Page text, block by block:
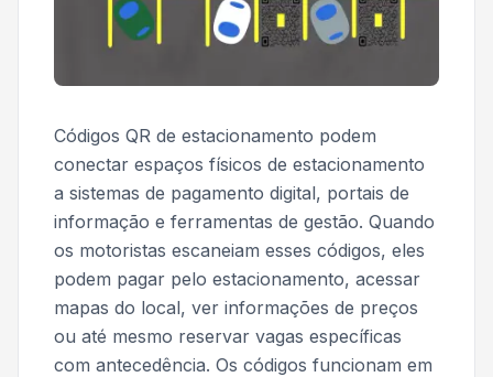
Códigos QR de estacionamento podem
conectar espaços físicos de estacionamento
a sistemas de pagamento digital, portais de
informação e ferramentas de gestão. Quando
os motoristas escaneiam esses códigos, eles
podem pagar pelo estacionamento, acessar
mapas do local, ver informações de preços
ou até mesmo reservar vagas específicas
com antecedência. Os códigos funcionam em